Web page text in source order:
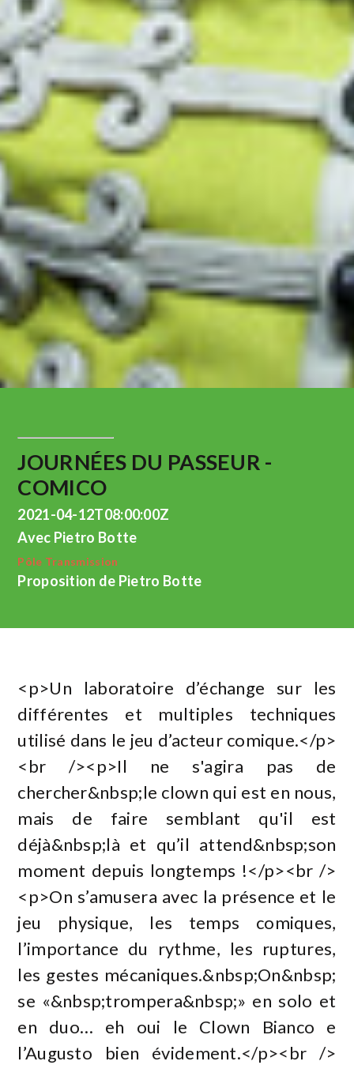
JOURNÉES DU PASSEUR -
COMICO
2021-04-12T08:00:00Z
Avec Pietro Botte
Pôle Transmission
Proposition de Pietro Botte
<p>Un laboratoire d’échange sur les
différentes et multiples techniques
utilisé dans le jeu d’acteur comique.</p>
<br /><p>Il ne s'agira pas de
chercher&nbsp;le clown qui est en nous,
mais de faire semblant qu'il est
déjà&nbsp;là et qu’il attend&nbsp;son
moment depuis longtemps !</p><br />
<p>On s’amusera avec la présence et le
jeu physique, les temps comiques,
l’importance du rythme, les ruptures,
les gestes mécaniques.&nbsp;On&nbsp;
se «&nbsp;trompera&nbsp;» en solo et
en duo… eh oui le Clown Bianco e
l’Augusto bien évidement.</p><br />